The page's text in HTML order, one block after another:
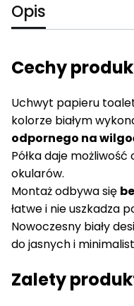
Opis
Cechy
Uchwyt papieru
kolorze białym
odpornego na
Półka daje
okularów.
Montaż odbywa się
łatwe i nie uszkadza
Nowoczesny biały
do jasnych i
Zalety